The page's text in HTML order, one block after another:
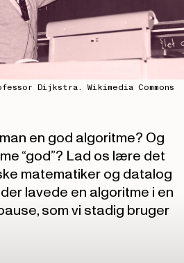
Dijkstra. Wikimedia Commons
en god algoritme? Og
“god”? Lad os lære det
matematiker og datalog
lavede en algoritme i en
som vi stadig bruger